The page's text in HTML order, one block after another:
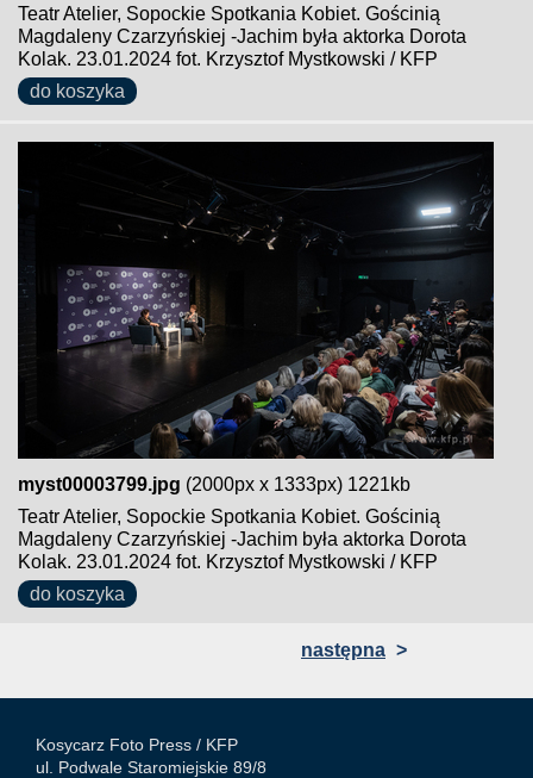
Teatr Atelier, Sopockie Spotkania Kobiet. Gościnią
Magdaleny Czarzyńskiej -Jachim była aktorka Dorota
Kolak. 23.01.2024 fot. Krzysztof Mystkowski / KFP
do koszyka
myst00003799.jpg (2000px x 1333px) 1221kb
Teatr Atelier, Sopockie Spotkania Kobiet. Gościnią
Magdaleny Czarzyńskiej -Jachim była aktorka Dorota
Kolak. 23.01.2024 fot. Krzysztof Mystkowski / KFP
do koszyka
następna >
Kosycarz Foto Press / KFP
ul. Podwale Staromiejskie 89/8